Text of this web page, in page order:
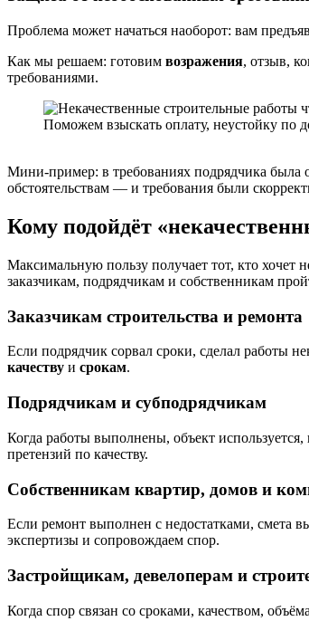
Проблема может начаться наоборот: вам
Как мы решаем: готовим возражения, отзыв,
требованиями.
Мини-пример: в требованиях подрядчика была
обстоятельствам — и требования были
Кому подойдёт
Максимальную пользу получает тот, кто хочет
заказчикам, подрядчикам и собственникам
Заказчикам строительства и ремонта
Если подрядчик сорвал сроки, сделал работы
качеству и срокам.
Подрядчикам и субподрядчикам
Когда работы выполнены, объект
претензий по качеству.
Собственникам квартир, домов и
Если ремонт выполнен с недостатками, смета
экспертизы и сопровождаем спор.
Застройщикам, девелоперам и
Когда спор связан со сроками, качеством,